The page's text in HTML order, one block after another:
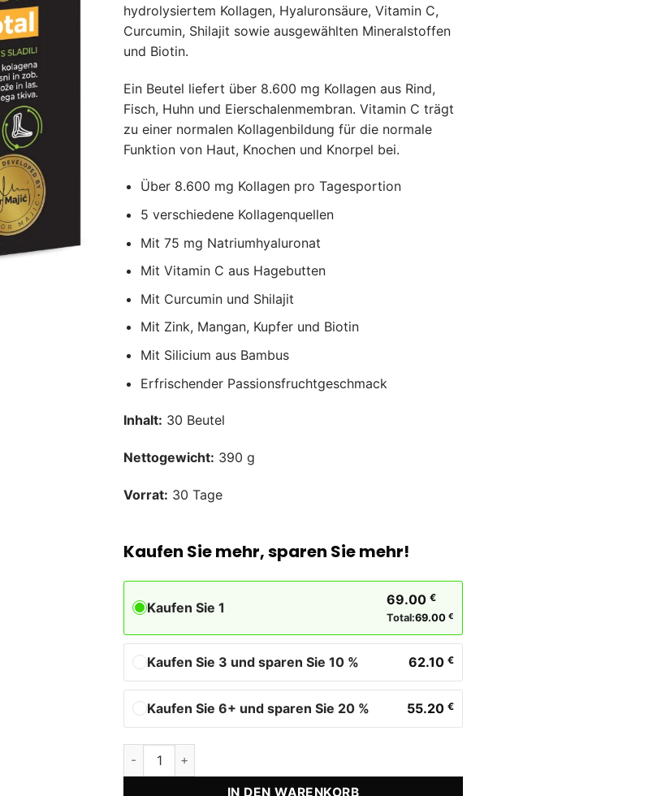
hydrolysiertem Kollagen, Hyaluronsäure, Vitamin C,
Curcumin, Shilajit sowie ausgewählten Mineralstoffen
und Biotin.
Ein Beutel liefert über 8.600 mg Kollagen aus Rind,
Fisch, Huhn und Eierschalenmembran. Vitamin C trägt
zu einer normalen Kollagenbildung für die normale
Funktion von Haut, Knochen und Knorpel bei.
Über 8.600 mg Kollagen pro Tagesportion
5 verschiedene Kollagenquellen
Mit 75 mg Natriumhyaluronat
Mit Vitamin C aus Hagebutten
Mit Curcumin und Shilajit
Mit Zink, Mangan, Kupfer und Biotin
Mit Silicium aus Bambus
Erfrischender Passionsfruchtgeschmack
Inhalt: 30 Beutel
Nettogewicht: 390 g
Vorrat: 30 Tage
Kaufen Sie mehr, sparen Sie mehr!
Kaufen Sie 1 69.00 €
Total:69.00 €
Kaufen Sie 3 und sparen Sie 10 % 62.10 €
Kaufen Sie 6+ und sparen Sie 20 % 55.20 €
Collagen Premium Passion Total mit Hyaluronsäure Menge
IN DEN WARENKORB